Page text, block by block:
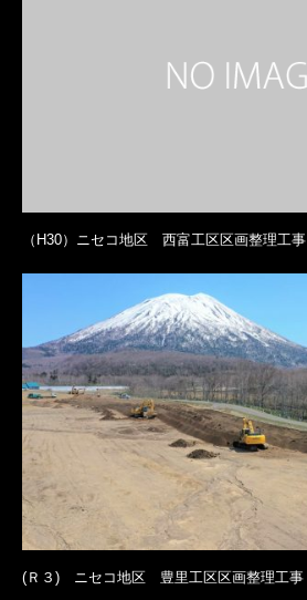
（H30）ニセコ地区 西富工区区画整理工事
(Ｒ３) ニセコ地区 豊里工区区画整理工事